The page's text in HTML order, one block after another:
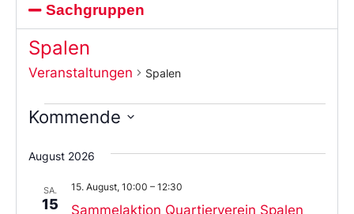
Sachgruppen
Spalen
Veranstaltungen Spalen
Kommende
Sie
das
aus.
August 2026
SA.
15 Sammelaktion Quartierverein Spalen
15. August, 10:00 – 12:30